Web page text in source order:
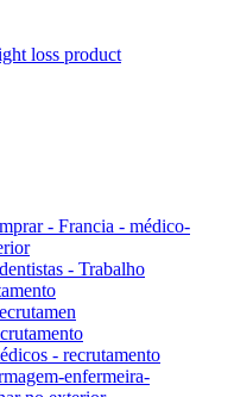
loss product
- Francia - médico-
- Trabalho
- recrutamento
enfermeira-